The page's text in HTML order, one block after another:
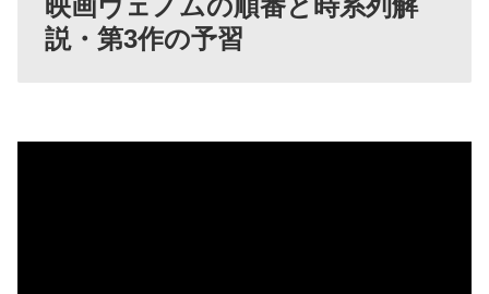
説・第3作の予習